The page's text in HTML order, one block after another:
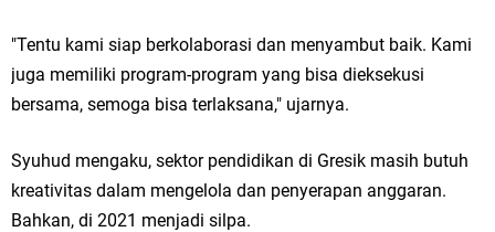
Kamis, 6 Agustus
"Tentu kami siap berkolaborasi dan menyambut baik. Kami
juga memiliki program-program yang bisa dieksekusi
bersama, semoga bisa terlaksana," ujarnya.
Syuhud mengaku, sektor pendidikan di Gresik masih butuh
kreativitas dalam mengelola dan penyerapan anggaran.
Bahkan, di 2021 menjadi silpa.